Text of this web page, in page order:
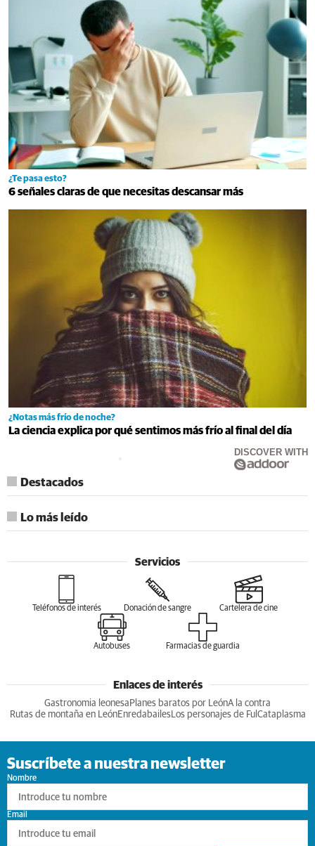
¿Te pasa esto?
6 señales claras de que necesitas descansar más
¿Notas más frío de noche?
La ciencia explica por qué sentimos más frío al final del día
DISCOVER WITH
Destacados
Lo más leído
Servicios
Teléfonos de interés Donación de sangre Cartelera de cine
Autobuses Farmacias de guardia
Enlaces de interés
Gastronomia leonesa Planes baratos por LeónA la contra
Rutas de montaña en LeónEnredabailesLos personajes de Ful Cataplasma
Suscríbete a nuestra newsletter
Nombre
Email